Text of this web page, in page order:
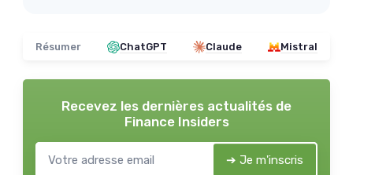
Résumer ChatGPT Claude Mistral
Recevez les dernières actualités de
Finance Insiders
➔ Je m'inscris